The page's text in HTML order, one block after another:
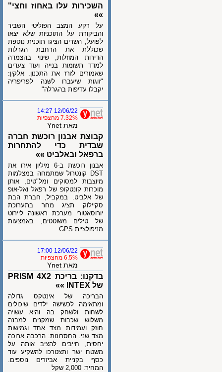
השכירות עלו באחוז וחצי"
על רקע המצב הפוליטי השביר
והביקורת על התוכניות שלא יצאו
לפועל, השרים הציגו תוכנית נוספת
שכוללת את הרחבת הגרלות
הדירות המוזלות, שינוי בהצמדה
למדד תשומות בנייה ועוד צעדים
שאמורים לזרז את התכנון. אלקין:
"זוגות שיעברו לשנה לפריפריה
יקבלו עדיפות בהגרלה"
12/06/22 14:27
7.32% מהצפיות
מאת Ynet
קבוצת אבנון רוכשת חברה
שבדית כדי להתחרות
ברפאל ובאלביט »»
אבנון רוכשת ב-6 מיליון אירו את
DST קונטרול שמתמחה במצלמות
מיוצבות למסוקים ומל"טים, אותן
מוכרות קונטקופ של רפאל ואל-אופ
של אלביט. במקביל, חברת הבת
סקיילוק תציג מחר בתערוכת
יורוסאטורי מערכת ראשונה ליירוט
של טילים משוטטים, באמצעות
מניפולציית GPS
12/06/22 17:00
6.5% מהצפיות
מאת Ynet
בדקנו: בריכת PRISM 4X2
של INTEX »»
הבריכה של אינטקס גדולה
ומתאימה לכשישה ילדים שיכולים
לשחות ולשחק בה והיא עשויה
משלוש שכבות שמקנים למבנה
חוזק ועמידות מצד אחד וגמישות
מצד שני. החסרונות: הרכבה ארוכה
יחסית, חייבים להציב אותה על
משטח ישר ותצטרכו להשקיע עוד
כסף בקניית אביזרים נוספים.
המחיר: 2,000 שקל